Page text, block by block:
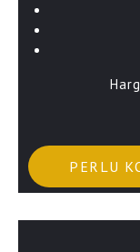
PERLU